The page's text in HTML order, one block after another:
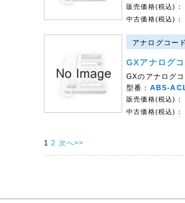
販売価格(税込)：
中古価格(税込)：
アナログコー
GXアナログ
GXのアナログ
型番： ABS-
販売価格(税込)：
中古価格(税込)：
1 2 次へ>>